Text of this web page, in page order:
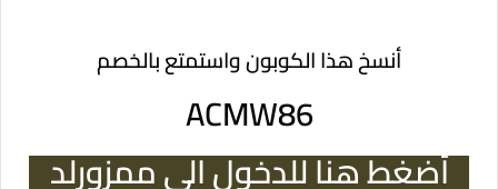
أنسخ هذا الكوبون واستمتع بالخصم
ACMW86
أضغط هنا للدخول الى ممزورلد